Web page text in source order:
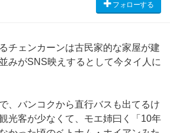
フォローする
チェンカーンは古民家的な家屋が建
みがSNS映えするとして今タイ人に
、バンコクから直行バスも出てるけ
光客が少なくて、モエ姉曰く「10年